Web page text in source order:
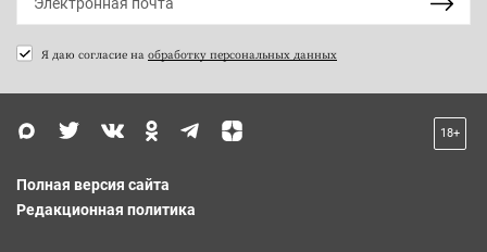
Я даю согласие на обработку персональных данных
18+
Полная версия сайта
Редакционная политика